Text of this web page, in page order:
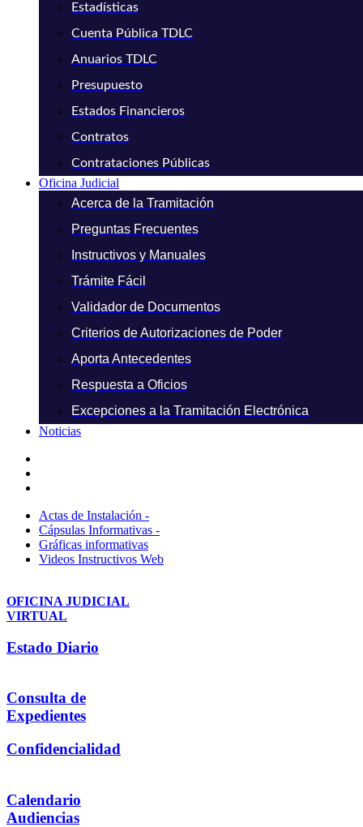
Estadísticas
Cuenta Pública TDLC
Anuarios TDLC
Presupuesto
Estados Financieros
Contratos
Contrataciones Públicas
Oficina Judicial
Acerca de la Tramitación
Preguntas Frecuentes
Instructivos y Manuales
Trámite Fácil
Validador de Documentos
Criterios de Autorizaciones de Poder
Aporta Antecedentes
Respuesta a Oficios
Excepciones a la Tramitación Electrónica
Noticias
Actas de Instalación -
Cápsulas Informativas -
Gráficas informativas
Videos Instructivos Web
OFICINA JUDICIAL
VIRTUAL
Estado Diario
Consulta de
Expedientes
Confidencialidad
Calendario
Audiencias